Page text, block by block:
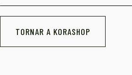
TORNAR A KORASHOP